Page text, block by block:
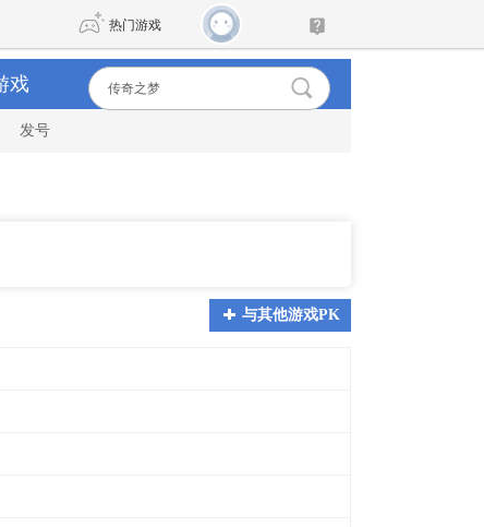
热门游戏
DNF
戏
发号
与其他游戏PK